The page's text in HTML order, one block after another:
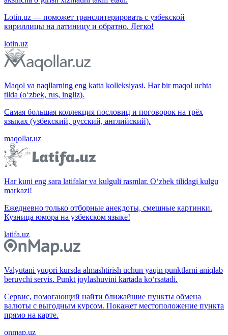
Lotin.uz — поможет транслитерировать с узбекской
кириллицы на латиницу и обратно. Легко!
lotin.uz
Maqol va naqllarning eng katta kolleksiyasi. Har bir maqol uchta
tilda (o‘zbek, rus, ingliz).
Самая большая коллекция пословиц и поговорок на трёх
языках (узбекский, русский, английский).
maqollar.uz
Har kuni eng sara latifalar va kulguli rasmlar. O‘zbek tilidagi kulgu
markazi!
Ежедневно только отборные анекдоты, смешные картинки.
Кузница юмора на узбекском языке!
latifa.uz
Valyutani yuqori kursda almashtirish uchun yaqin punktlarni aniqlab
beruvchi servis. Punkt joylashuvini kartada ko‘rsatadi.
Сервис, помогающий найти ближайшие пункты обмена
валюты с выгодным курсом. Покажет местоположение пункта
прямо на карте.
onmap.uz